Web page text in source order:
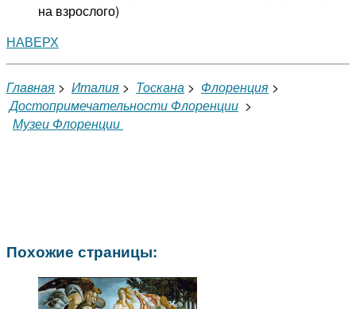
на взрослого)
НАВЕРХ
Главная > Италия > Тоскана > Флоренция >
Достопримечательности Флоренции >
Музеи Флоренции
Похожие страницы: